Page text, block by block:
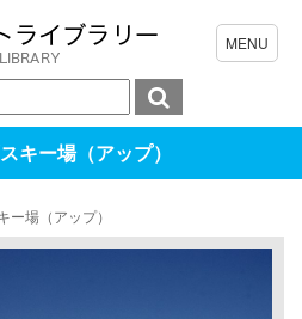
キー場（アップ）
ー場（アップ）